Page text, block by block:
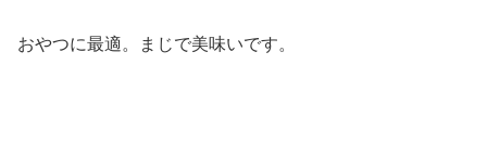
おやつに最適。まじで美味いです。